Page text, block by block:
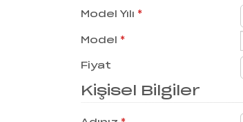
Model Yılı *
Model *
Fiyat
Kişisel Bilgiler